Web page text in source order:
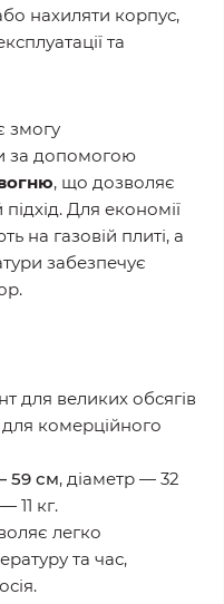
нахиляти корпус,
та
змогу
за допомогою
, що дозволяє
Для економії
на газовій плиті, а
забезпечує
для великих обсягів
комерційного
59 см, діаметр — 32
11 кг.
легко
та час,